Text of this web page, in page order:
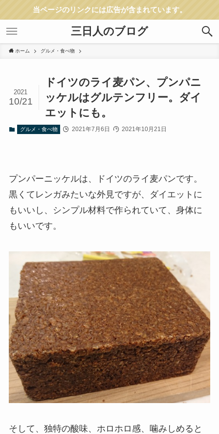
当ページのリンクには広告が含まれています。
三日人のブログ
ホーム グルメ・食べ物
ドイツのライ麦パン、プンパニ
ッケルはグルテンフリー。ダイ
エットにも。
2021
10/21
グルメ・食べ物 2021年7月6日 2021年10月21日
プンパーニッケルは、ドイツのライ麦パンです。
黒くてレンガみたいな外見ですが、ダイエットに
もいいし、シンプル材料で作られていて、身体に
もいいです。
そして、独特の酸味、ホロホロ感、噛みしめると